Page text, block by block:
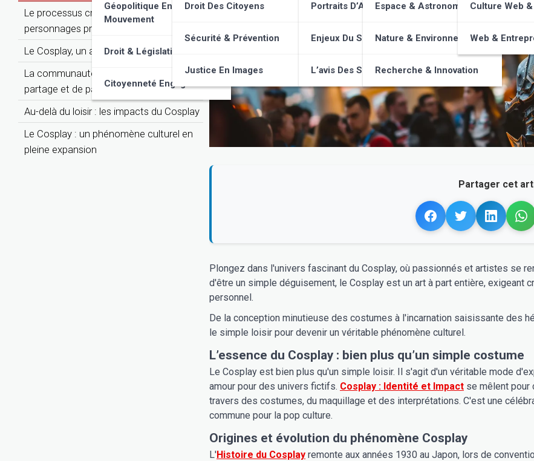
Géopolitique En
Mouvement
Droit & Législation
Citoyenneté Engagée
Droit Des Citoyens
Sécurité & Prévention
Justice En Images
Portraits D’Athlètes
Enjeux Du Sport
L’avis Des Supporters
Espace & Astronomie
Nature & Environnement
Recherche & Innovation
Culture Web
Web &
Partager cet
Plongez dans l'univers fascinant du Cosplay, où passionnés et artistes se
d'être un simple déguisement, le Cosplay est un art à part entière,
personnel.
De la conception minutieuse des costumes à l'incarnation saisissante des
le simple loisir pour devenir un véritable phénomène culturel.
L’essence du Cosplay : bien plus qu’un simple costume
Le Cosplay est bien plus qu'un simple loisir. Il s'agit d'un véritable mode
amour pour des univers fictifs. Cosplay : Identité et Impact se mêlent pour
travers des costumes, du maquillage et des interprétations. C'est une
commune pour la pop culture.
Origines et évolution du phénomène Cosplay
L'Histoire du Cosplay remonte aux années 1930 au Japon, lors de
Le processus créatif : donner vie à ses
personnages préférés
Le Cosplay, un art à part entière ?
La communauté Cosplay : un univers de
partage et de passion
Au-delà du loisir : les impacts du Cosplay
Le Cosplay : un phénomène culturel en
pleine expansion